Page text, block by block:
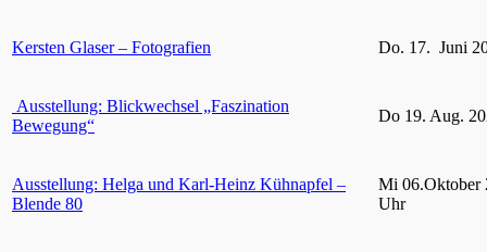
Kersten Glaser – Fotografien Do. 17. Juni
Ausstellung: Blickwechsel „Faszination
Bewegung“
Do 19. Aug.
Ausstellung: Helga und Karl-Heinz Kühnapfel –
Blende 80
Mi 06.Oktober
Uhr